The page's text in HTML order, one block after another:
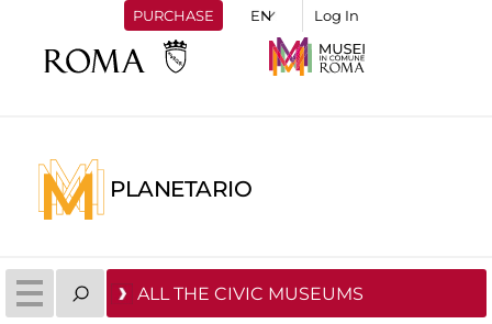
PURCHASE Log In
PLANETARIO
ALL THE CIVIC MUSEUMS